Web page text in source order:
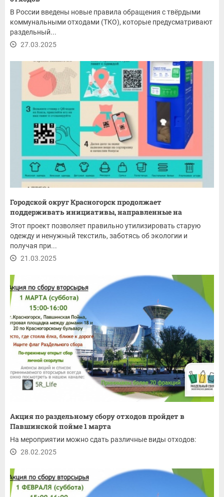
В России введены новые правила обращения с твёрдыми
коммунальными отходами (ТКО), которые предусматривают
раздельный...
27.03.2025
Городской округ Красногорск продолжает
поддерживать инициативы, направленные на
охрану...
Этот проект позволяет правильно утилизировать старую
одежду и ненужный текстиль, заботясь об экологии и
получая при...
21.03.2025
Акция по раздельному сбору отходов пройдет в
Павшинской пойме 1 марта
На мероприятии можно сдать различные виды отходов:
28.02.2025